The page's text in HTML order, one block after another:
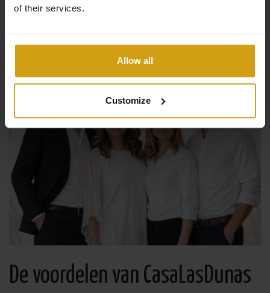
of their services.
Allow all
Customize
De voordelen van CasaLasDunas